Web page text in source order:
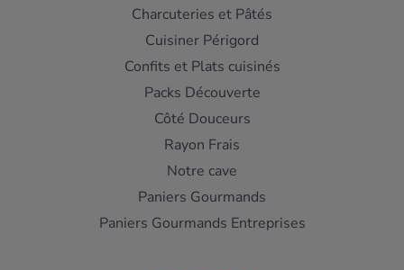
Charcuteries et Pâtés
Cuisiner Périgord
Confits et Plats cuisinés
Packs Découverte
Côté Douceurs
Rayon Frais
Notre cave
Paniers Gourmands
Paniers Gourmands Entreprises